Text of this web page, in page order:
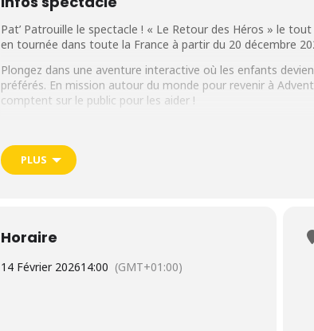
Pat’ Patrouille le spectacle ! « Le Retour des Héros » le
en tournée dans toute la France à partir du 20 décembre
Plongez dans une aventure interactive où les enfants
préférés. En mission autour du monde pour revenir à
comptent sur le public pour les aider !
Ne manquez pas cette aventure inédite de la Pat’
PLUS
Horaire
14 Février 202614:00 (GMT+01:00)